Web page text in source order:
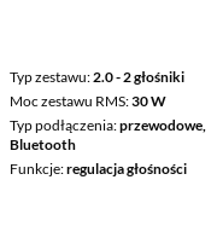
Typ zestawu 2.0 - 2 głośniki
Moc zestawu RMS 30 W
Typ podłączenia przewodowe,
Bluetooth
Funkcje regulacja głośności